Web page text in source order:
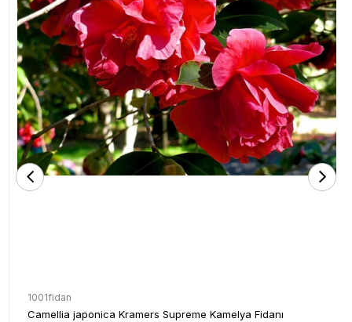
1001fidan
Camellia japonica Kramers Supreme Kamelya Fidanı